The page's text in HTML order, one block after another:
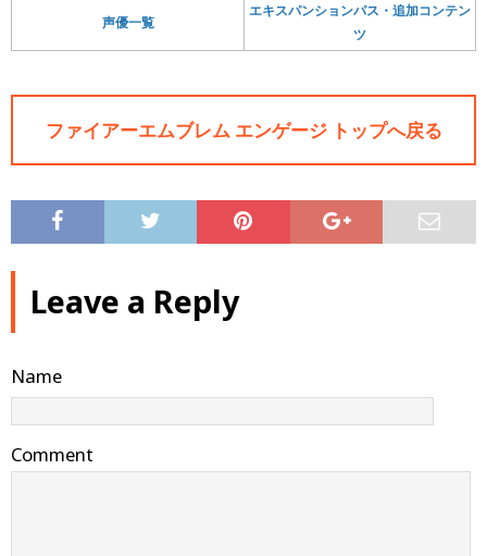
声優一覧
エキスパンションパス・追加コンテン
ツ
ファイアーエムブレム エンゲージ トップへ戻る
Leave a Reply
Name
Comment